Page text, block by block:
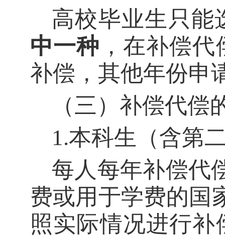
高校毕业生只能
中一种 ，在补偿
补偿，其他年份申
（三）补偿代偿
1.本科生（含第
每人每年补偿代
费或用于学费的国
照实际情况进行